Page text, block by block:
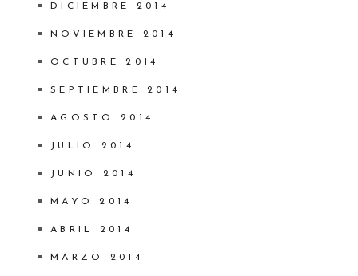
DICIEMBRE 2014
NOVIEMBRE 2014
OCTUBRE 2014
SEPTIEMBRE 2014
AGOSTO 2014
JULIO 2014
JUNIO 2014
MAYO 2014
ABRIL 2014
MARZO 2014